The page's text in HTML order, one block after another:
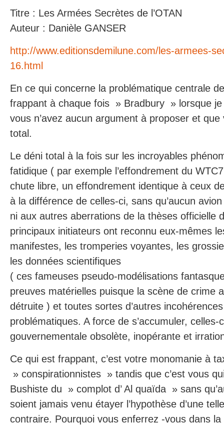
Titre : Les Armées Secrètes de l’OTAN
Auteur : Danièle GANSER
http://www.editionsdemilune.com/les-armees-
16.html
En ce qui concerne la problématique centrale
frappant à chaque fois » Bradbury » lorsque je
vous n’avez aucun argument à proposer et
total.
Le déni total à la fois sur les incroyables
fatidique ( par exemple l’effondrement du
chute libre, un effondrement identique à ceux
à la différence de celles-ci, sans qu’aucun
ni aux autres aberrations de la thèses officielle
principaux initiateurs ont reconnu eux-mêmes
manifestes, les tromperies voyantes, les
les données scientifiques
( ces fameuses pseudo-modélisations
preuves matérielles puisque la scène de crime
détruite ) et toutes sortes d’autres
problématiques. A force de s’accumuler,
gouvernementale obsolète, inopérante et
Ce qui est frappant, c’est votre monomanie à
» conspirationnistes » tandis que c’est vous
Bushiste du » complot d’ Al quaïda » sans
soient jamais venu étayer l’hypothèse d’une
contraire. Pourquoi vous enferrez -vous dans